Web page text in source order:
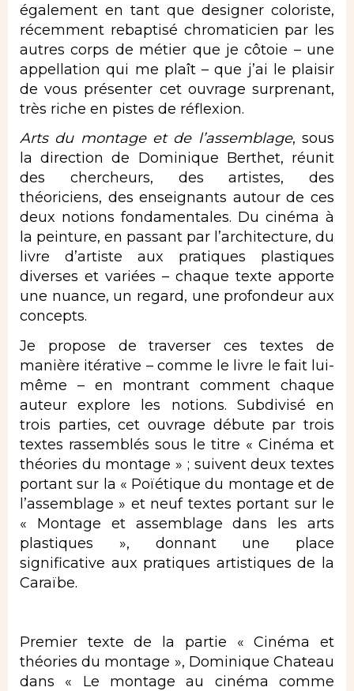
également en tant que designer coloriste,
récemment rebaptisé chromaticien par les
autres corps de métier que je côtoie – une
appellation qui me plaît – que j’ai le plaisir
de vous présenter cet ouvrage surprenant,
très riche en pistes de réflexion.
Arts du montage et de l’assemblage, sous
la direction de Dominique Berthet, réunit
des chercheurs, des artistes, des
théoriciens, des enseignants autour de ces
deux notions fondamentales. Du cinéma à
la peinture, en passant par l’architecture, du
livre d’artiste aux pratiques plastiques
diverses et variées – chaque texte apporte
une nuance, un regard, une profondeur aux
concepts.
Je propose de traverser ces textes de
manière itérative – comme le livre le fait lui-
même – en montrant comment chaque
auteur explore les notions. Subdivisé en
trois parties, cet ouvrage débute par trois
textes rassemblés sous le titre « Cinéma et
théories du montage » ; suivent deux textes
portant sur la « Poïétique du montage et de
l’assemblage » et neuf textes portant sur le
« Montage et assemblage dans les arts
plastiques », donnant une place
significative aux pratiques artistiques de la
Caraïbe.
Premier texte de la partie « Cinéma et
théories du montage », Dominique Chateau
dans « Le montage au cinéma comme